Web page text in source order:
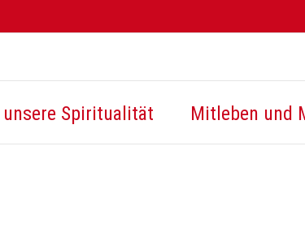
Spiritualität Mitleben und